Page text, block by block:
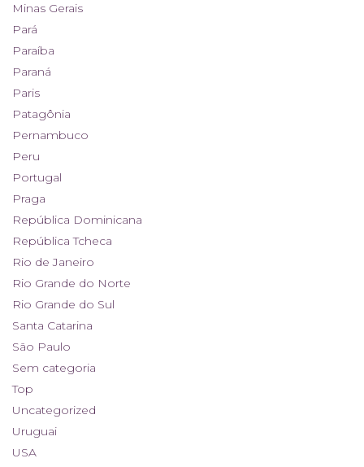
Minas Gerais
Pará
Paraíba
Paraná
Paris
Patagônia
Pernambuco
Peru
Portugal
Praga
República Dominicana
República Tcheca
Rio de Janeiro
Rio Grande do Norte
Rio Grande do Sul
Santa Catarina
São Paulo
Sem categoria
Top
Uncategorized
Uruguai
USA